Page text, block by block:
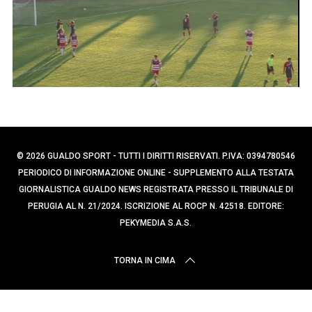
e
r
:
© 2026 GUALDO SPORT - TUTTI I DIRITTI RISERVATI. P.IVA: 0394780546
PERIODICO DI INFORMAZIONE ONLINE - SUPPLEMENTO ALLA TESTATA
GIORNALISTICA GUALDO NEWS REGISTRATA PRESSO IL TRIBUNALE DI
PERUGIA AL N. 21/2024. ISCRIZIONE AL ROCP N. 42518. EDITORE:
PEKYMEDIA S.A.S.
TORNA IN CIMA
c
a
p
e
r
: